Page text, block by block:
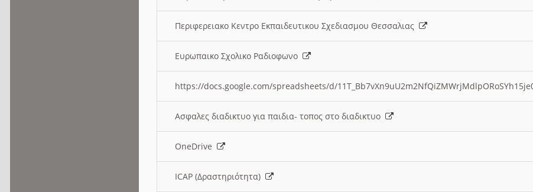
Περιφερειακο Κεντρο Εκπαιδευτικου Σχεδιασμου Θεσσαλιας
Ευρωπαικο Σχολικο Ραδιοφωνο
https://docs.google.com/spreadsheets/d/
Ασφαλες διαδικτυο για παιδια- τοπος στο διαδικτυο
OneDrive
ICAP (Δραστηριότητα)